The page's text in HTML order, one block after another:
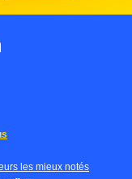
les mieux notés